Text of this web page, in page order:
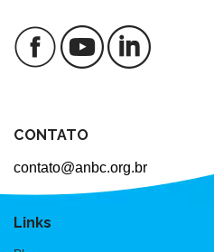
CONTATO
contato@anbc.org.br
Links